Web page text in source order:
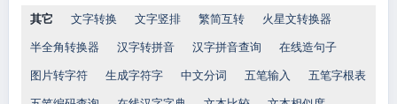
其它 文字转换 文字竖排 繁简互转 火星文转换器
半全角转换器 汉字转拼音 汉字拼音查询 在线造句子
图片转字符 生成字符字 中文分词 五笔输入 五笔字根表